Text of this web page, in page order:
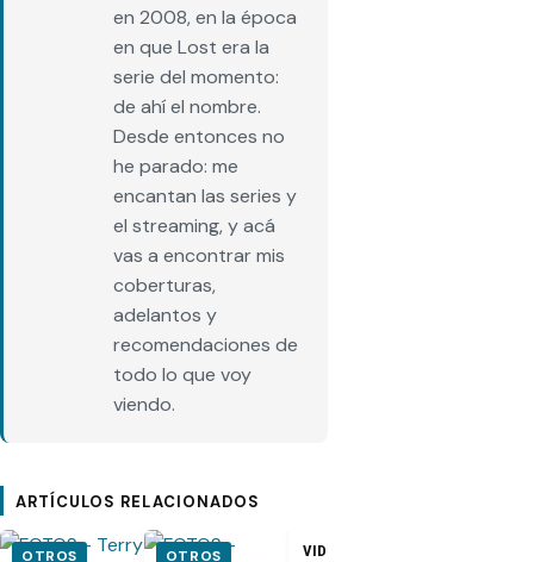
en 2008, en la época
en que Lost era la
serie del momento:
de ahí el nombre.
Desde entonces no
he parado: me
encantan las series y
el streaming, y acá
vas a encontrar mis
coberturas,
adelantos y
recomendaciones de
todo lo que voy
viendo.
ARTÍCULOS RELACIONADOS
OTROS OTROS
VIDEO –